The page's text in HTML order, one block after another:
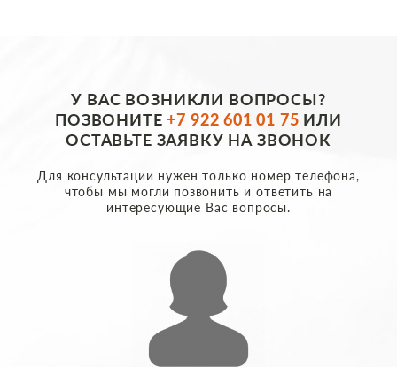
У ВАС ВОЗНИКЛИ ВОПРОСЫ?
ПОЗВОНИТЕ+7 922 601 01 75 ИЛИ
ОСТАВЬТЕ ЗАЯВКУ НА ЗВОНОК
Для консультации нужен только номер телефона,
чтобы мы могли позвонить и ответить на
интересующие Вас вопросы.